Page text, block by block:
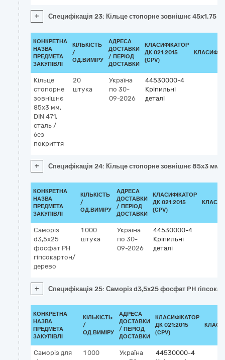
+ Специфікація 23: Кільце стопорне зовнішнє 45x1.75
КОНКРЕТНА
НАЗВА
ПРЕДМЕТА
ЗАКУПІВЛІ
КІЛЬКІСТЬ
/
ОД.ВИМІРУ
АДРЕСА
ДОСТАВКИ
/ ПЕРІОД
ДОСТАВКИ
КЛАСИФІКАТОР
ДК 021:2015
(CPV)
Кільце
стопорне
зовнішнє
85x3 мм,
DIN 471,
сталь /
без
покриття
20
штука
Україна
по 30-
09-2026
44530000-4
Кріпильні
деталі
+ Специфікація 24: Кільце стопорне зовнішнє 85x3 мм,
КОНКРЕТНА
НАЗВА
ПРЕДМЕТА
ЗАКУПІВЛІ
КІЛЬКІСТЬ
/
ОД.ВИМІРУ
АДРЕСА
ДОСТАВКИ
/ ПЕРІОД
ДОСТАВКИ
КЛАСИФІКАТОР
ДК 021:2015
(CPV)
Саморіз
d3,5x25
фосфат PH
гіпсокартон/
дерево
1 000
штука
Україна
по 30-
09-2026
44530000-4
Кріпильні
деталі
+ Специфікація 25: Саморіз d3,5x25 фосфат PH
КОНКРЕТНА
НАЗВА
ПРЕДМЕТА
ЗАКУПІВЛІ
КІЛЬКІСТЬ
/
ОД.ВИМІРУ
АДРЕСА
ДОСТАВКИ
/ ПЕРІОД
ДОСТАВКИ
КЛАСИФІКАТОР
ДК 021:2015
(CPV)
Саморіз для
1 000
Україна
44530000-4